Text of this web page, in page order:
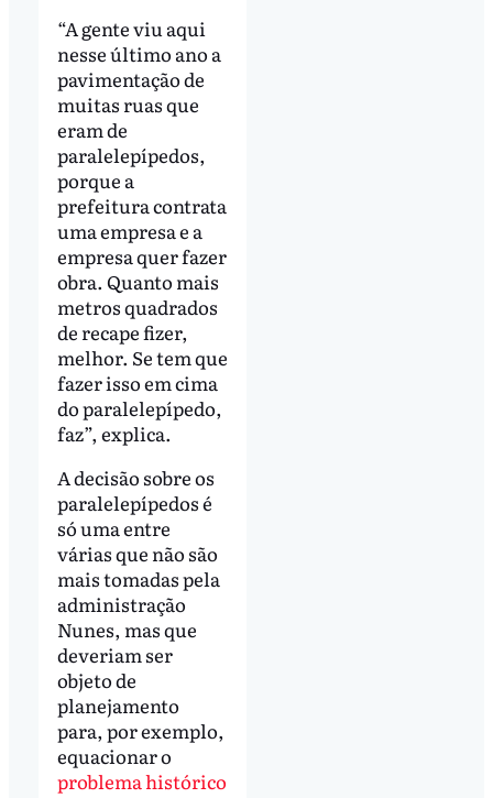
“A gente viu aqui
nesse último ano a
pavimentação de
muitas ruas que
eram de
paralelepípedos,
porque a
prefeitura contrata
uma empresa e a
empresa quer fazer
obra. Quanto mais
metros quadrados
de recape fizer,
melhor. Se tem que
fazer isso em cima
do paralelepípedo,
faz”, explica.
A decisão sobre os
paralelepípedos é
só uma entre
várias que não são
mais tomadas pela
administração
Nunes, mas que
deveriam ser
objeto de
planejamento
para, por exemplo,
equacionar o
problema histórico